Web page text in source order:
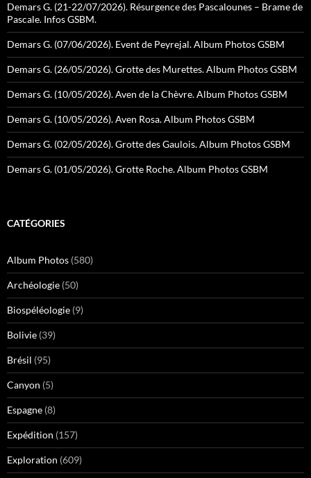
Demars G. (21-22/07/2026). Résurgence des Pascalounes – Brame de
Pascale. Infos GSBM.
Demars G. (07/06/2026). Event de Peyrejal. Album Photos GSBM
Demars G. (26/05/2026). Grotte des Murettes. Album Photos GSBM
Demars G. (10/05/2026). Aven de la Chèvre. Album Photos GSBM
Demars G. (10/05/2026). Aven Rosa. Album Photos GSBM
Demars G. (02/05/2026). Grotte des Gaulois. Album Photos GSBM
Demars G. (01/05/2026). Grotte Roche. Album Photos GSBM
CATÉGORIES
Album Photos (580)
Archéologie (50)
Biospéléologie (9)
Bolivie (39)
Brésil (95)
Canyon (5)
Espagne (8)
Expédition (157)
Exploration (609)